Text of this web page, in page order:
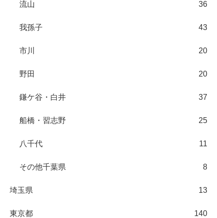
流山 36
我孫子 43
市川 20
野田 20
鎌ケ谷・白井 37
船橋・習志野 25
八千代 11
その他千葉県 8
埼玉県 13
東京都 140